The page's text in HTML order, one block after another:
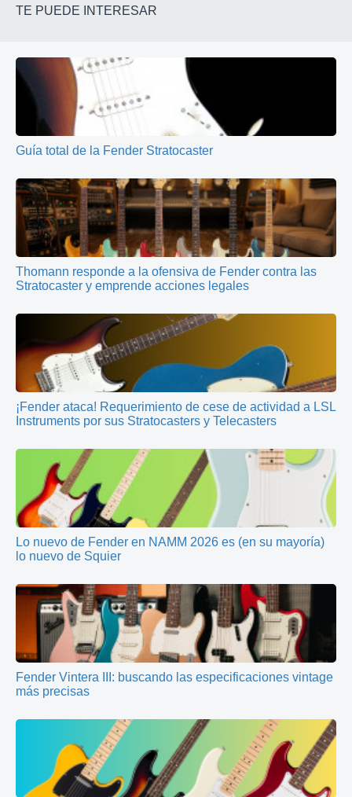
TE PUEDE INTERESAR
Guía total de la Fender Stratocaster
Thomann responde a la ofensiva de Fender contra las
Stratocaster y emprende acciones legales
¡Fender ataca! Requerimiento de cese de actividad a LSL
Instruments por sus Stratocasters y Telecasters
Lo nuevo de Fender en NAMM 2026 es (en su mayoría)
lo nuevo de Squier
Fender Vintera III: buscando las especificaciones vintage
más precisas